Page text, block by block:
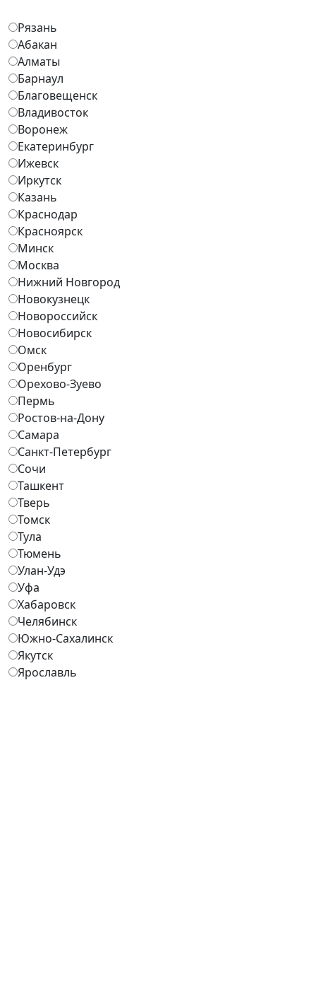
Рязань
Абакан
Алматы
Барнаул
Благовещенск
Владивосток
Воронеж
Екатеринбург
Ижевск
Иркутск
Казань
Краснодар
Красноярск
Минск
Москва
Нижний Новгород
Новокузнецк
Новороссийск
Новосибирск
Омск
Оренбург
Орехово-Зуево
Пермь
Ростов-на-Дону
Самара
Санкт-Петербург
Сочи
Ташкент
Тверь
Томск
Тула
Тюмень
Улан-Удэ
Уфа
Хабаровск
Челябинск
Южно-Сахалинск
Якутск
Ярославль